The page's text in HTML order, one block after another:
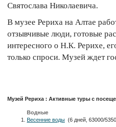
Святослава Николаевича.
В музее Рериха на Алтае
отзывчивые люди, готовые
интересного о Н.К. Рерихе,
только спроси. Музей ждет
Музей Рериха : Активные туры с
Водные
Весенние воды (6 дней, 63000/